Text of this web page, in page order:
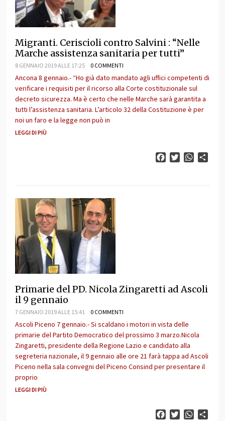
Migranti. Ceriscioli contro Salvini : “Nelle
Marche assistenza sanitaria per tutti”
8 GENNAIO 2019 ALLE 17:25 0 COMMENTI
Ancona 8 gennaio.- “Ho già dato mandato agli uffici competenti di
verificare i requisiti per il ricorso alla Corte costituzionale sul
decreto sicurezza. Ma è certo che nelle Marche sarà garantita a
tutti l’assistenza sanitaria. L’articolo 32 della Costituzione è per
noi un faro e la legge non può in
LEGGI DI PIÙ
FacebookTwitter
Primarie del PD. Nicola Zingaretti ad Ascoli
il 9 gennaio
7 GENNAIO 2019 ALLE 15:41 0 COMMENTI
Ascoli Piceno 7 gennaio.- Si scaldano i motori in vista delle
primarie del Partito Democratico del prossimo 3 marzo.Nicola
Zingaretti, presidente della Regione Lazio e candidato alla
segreteria nazionale, il 9 gennaio alle ore 21 farà tappa ad Ascoli
Piceno nella sala convegni del Piceno Consind per presentare il
proprio
LEGGI DI PIÙ
FacebookTwitter